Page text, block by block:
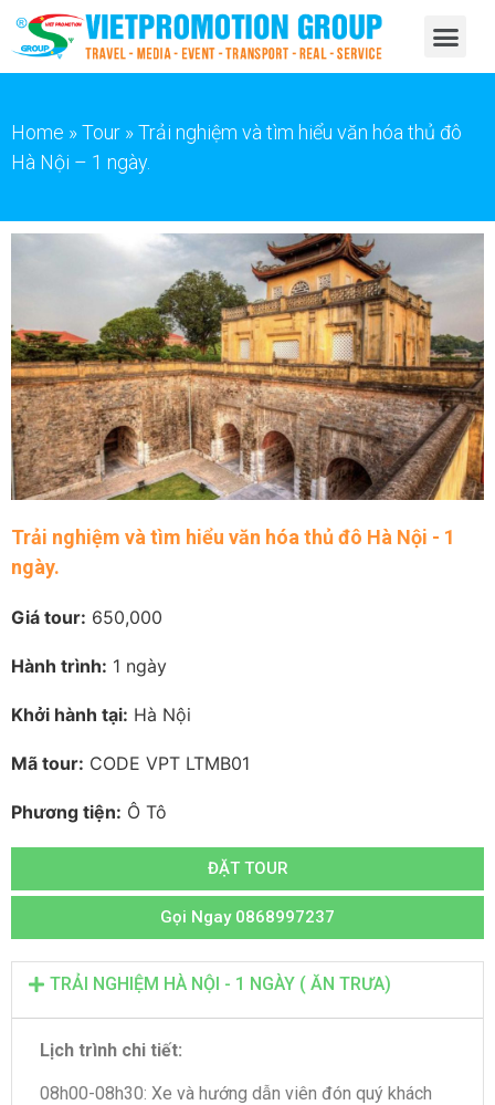
Home »Tour »Trải nghiệm và tìm hiểu văn hóa thủ đô
Hà Nội – 1 ngày.
Trải nghiệm và tìm hiểu văn hóa thủ đô Hà Nội - 1
ngày.
Giá tour: 650,000
Hành trình: 1 ngày
Khởi hành tại: Hà Nội
Mã tour: CODE VPT LTMB01
Phương tiện: Ô Tô
ĐẶT TOUR
Gọi Ngay 0868997237
TRẢI NGHIỆM HÀ NỘI - 1 NGÀY ( ĂN TRƯA)
Lịch trình chi tiết:
08h00-08h30: Xe và hướng dẫn viên đón quý khách